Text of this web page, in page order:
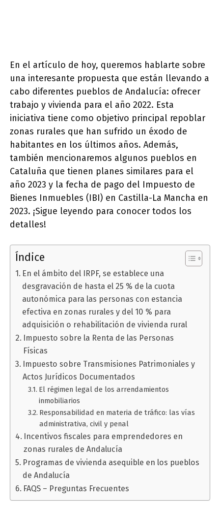
En el artículo de hoy, queremos hablarte sobre
una interesante propuesta que están llevando a
cabo diferentes pueblos de Andalucía: ofrecer
trabajo y vivienda para el año 2022. Esta
iniciativa tiene como objetivo principal repoblar
zonas rurales que han sufrido un éxodo de
habitantes en los últimos años. Además,
también mencionaremos algunos pueblos en
Cataluña que tienen planes similares para el
año 2023 y la fecha de pago del Impuesto de
Bienes Inmuebles (IBI) en Castilla-La Mancha en
2023. ¡Sigue leyendo para conocer todos los
detalles!
Índice
En el ámbito del IRPF, se establece una
desgravación de hasta el 25 % de la cuota
autonómica para las personas con estancia
efectiva en zonas rurales y del 10 % para
adquisición o rehabilitación de vivienda rural
Impuesto sobre la Renta de las Personas
Físicas
Impuesto sobre Transmisiones Patrimoniales y
Actos Jurídicos Documentados
El régimen legal de los arrendamientos
inmobiliarios
Responsabilidad en materia de tráfico: las vías
administrativa, civil y penal
Incentivos fiscales para emprendedores en
zonas rurales de Andalucía
Programas de vivienda asequible en los pueblos
de Andalucía
FAQS – Preguntas Frecuentes